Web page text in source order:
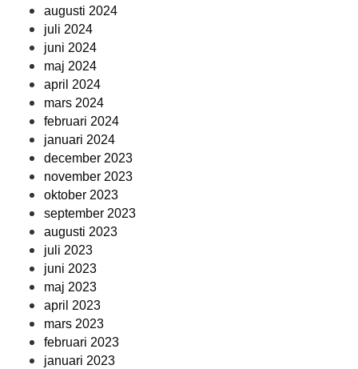
augusti 2024
juli 2024
juni 2024
maj 2024
april 2024
mars 2024
februari 2024
januari 2024
december 2023
november 2023
oktober 2023
september 2023
augusti 2023
juli 2023
juni 2023
maj 2023
april 2023
mars 2023
februari 2023
januari 2023